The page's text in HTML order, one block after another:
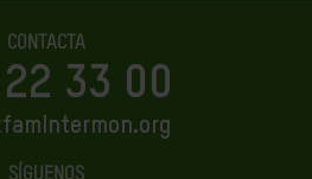
CONTACTA
33 00